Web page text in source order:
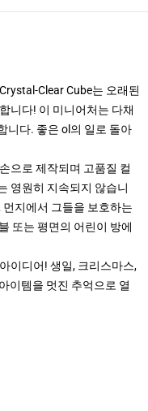
Clear Cube는 오래된
니다! 이 미니어처는 다채
니다. 좋은 ol의 일로 돌아
으로 제작되며 고품질 컬
영원히 지속되지 않습니
지에서 그들을 보호하는
또는 평면의 어린이 방에
이디어! 생일, 크리스마스,
이템을 멋진 추억으로 열